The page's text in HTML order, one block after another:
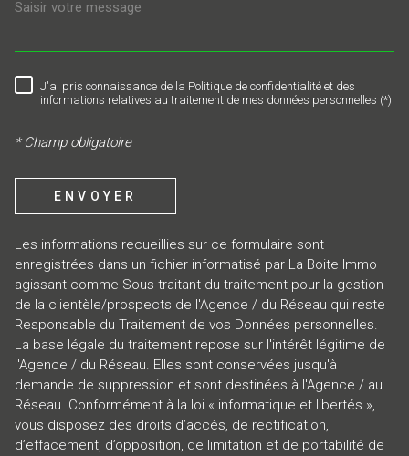
RÈGLEMENTATION
J'ai pris connaissance de la Politique de confidentialité et des
informations relatives au traitement de mes données personnelles (*)
* Champ obligatoire
ENVOYER
Les informations recueillies sur ce formulaire sont
enregistrées dans un fichier informatisé par La Boite Immo
agissant comme Sous-traitant du traitement pour la gestion
de la clientèle/prospects de l'Agence / du Réseau qui reste
Responsable du Traitement de vos Données personnelles.
La base légale du traitement repose sur l'intérêt légitime de
l'Agence / du Réseau. Elles sont conservées jusqu'à
demande de suppression et sont destinées à l'Agence / au
Réseau. Conformément à la loi « informatique et libertés »,
vous disposez des droits d’accès, de rectification,
d’effacement, d’opposition, de limitation et de portabilité de